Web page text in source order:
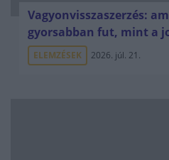
Vagyonvisszaszerzés:
gyorsabban fut, mint a
ELEMZÉSEK 2026. júl. 21.